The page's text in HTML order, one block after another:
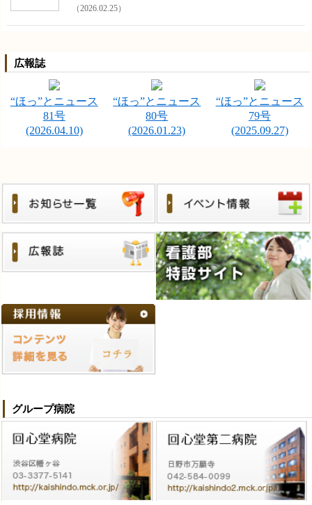
グループ病院
（2026.02.25）
広報誌
“ほっ”とニュース
81号
(2026.04.10)
“ほっ”とニュース
80号
(2026.01.23)
“ほっ”とニュース
79号
(2025.09.27)